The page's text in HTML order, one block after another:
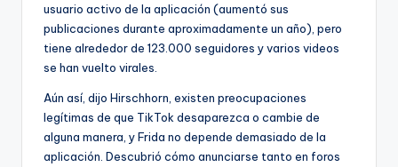
usuario activo de la aplicación (aumentó sus
publicaciones durante aproximadamente un año), pero
tiene alrededor de 123.000 seguidores y varios videos
se han vuelto virales.
Aún así, dijo Hirschhorn, existen preocupaciones
legítimas de que TikTok desaparezca o cambie de
alguna manera, y Frida no depende demasiado de la
aplicación. Descubrió cómo anunciarse tanto en foros